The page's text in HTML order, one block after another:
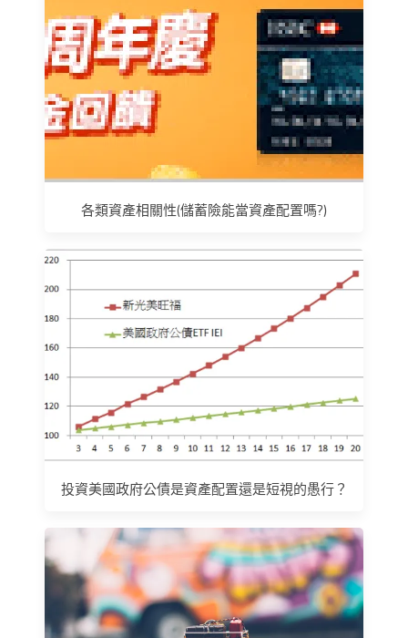
各類資產相關性(儲蓄險能當資產配置嗎?)
投資美國政府公債是資產配置還是短視的愚行？